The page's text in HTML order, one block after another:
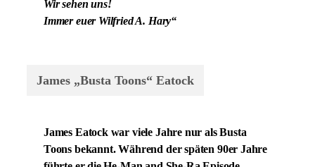
Wir sehen uns!
Immer euer Wilfried A. Hary“
James „Busta Toons“ Eatock
James Eatock war viele Jahre nur als Busta
Toons bekannt. Während der späten 90er Jahre